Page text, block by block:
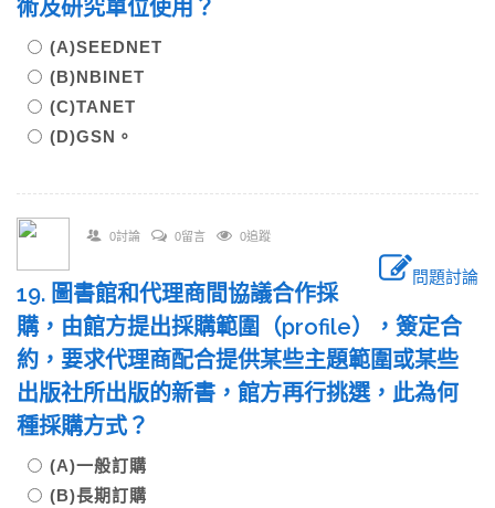
術及研究單位使用？
(A)SEEDNET
(B)NBINET
(C)TANET
(D)GSN。
0討論 0留言 0追蹤
問題討論
19. 圖書館和代理商間協議合作採
購，由館方提出採購範圍（profile），簽定合
約，要求代理商配合提供某些主題範圍或某些
出版社所出版的新書，館方再行挑選，此為何
種採購方式？
(A)一般訂購
(B)長期訂購